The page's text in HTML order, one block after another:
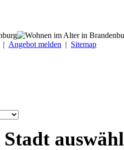
| Angebot melden | Sitemap